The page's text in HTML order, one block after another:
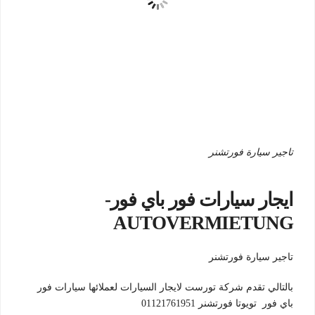
تاجير سيارة فورتشنر
ايجار سيارات فور باي فور-
AUTOVERMIETUNG
تاجير سيارة فورتشنر
بالتالي تقدم شركة تورست لايجار السيارات لعملائها سيارات فور
باي فور تويوتا فورتشنر 01121761951